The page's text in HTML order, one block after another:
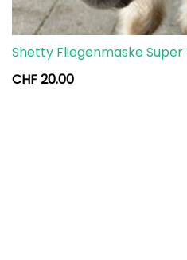
Shetty Fliegenmaske Super
CHF20.00